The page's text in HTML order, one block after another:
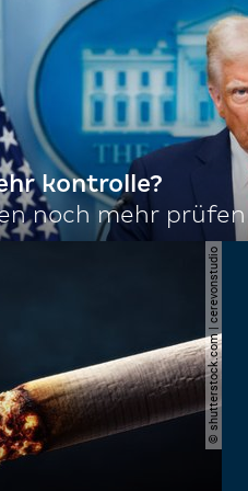
kontrolle?
noch mehr prüfen
© shutterstock.com | cerevonstudio